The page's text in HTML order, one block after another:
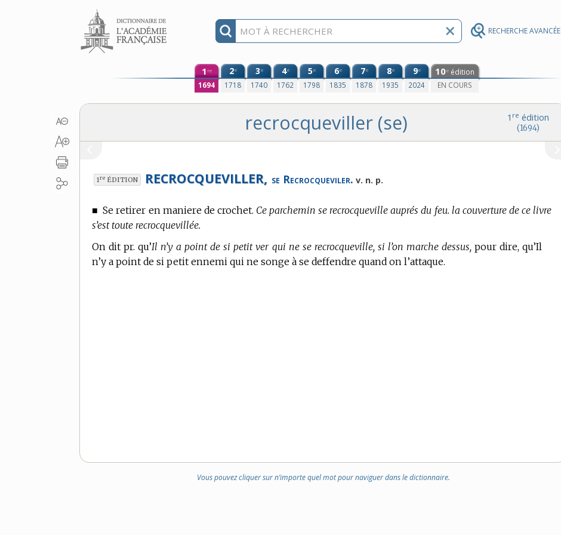
RECHERCHE AVANCÉE
Aller au contenu
1 re
1694
2e
1718
3e
1740
4e
1762
5e
1798
6e
1835
7e
1878
8e
1935
9e
2024
10e édition
EN COURS
1 re édition
(1694)
recrocqueviller (se)
1re ÉDITION RECROCQUEVILLER, se Recrocqueviler. v. n. p.
■Se retirer en maniere de crochet. Ce parchemin se recrocqueville auprés du feu. la couverture de ce livre
s’est toute recrocquevillée.
On dit pr. qu’Il n’y a point de si petit ver qui ne se recrocqueville, si l’on marche dessus, pour dire, qu’Il
n’y a point de si petit ennemi qui ne songe à se deffendre quand on l’attaque.
Vous pouvez cliquer sur n’importe quel mot pour naviguer dans le dictionnaire.